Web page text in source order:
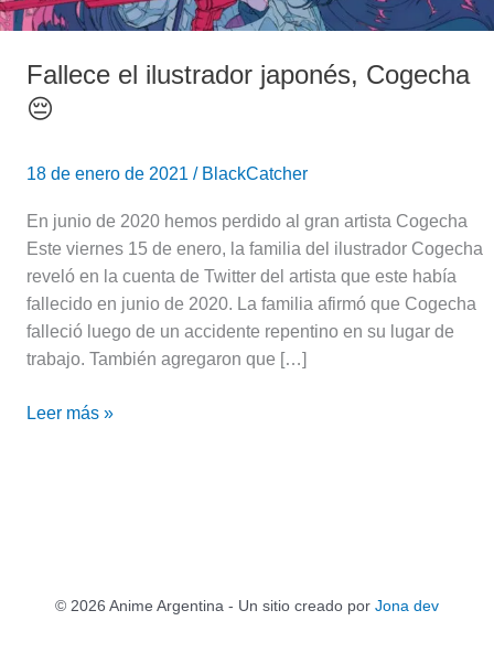
Fallece el ilustrador japonés, Cogecha
😔
18 de enero de 2021 / BlackCatcher
En junio de 2020 hemos perdido al gran artista Cogecha
Este viernes 15 de enero, la familia del ilustrador Cogecha
reveló en la cuenta de Twitter del artista que este había
fallecido en junio de 2020. La familia afirmó que Cogecha
falleció luego de un accidente repentino en su lugar de
trabajo. También agregaron que […]
Leer más »
© 2026 Anime Argentina - Un sitio creado por Jona dev